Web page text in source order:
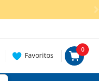
Favoritos
0